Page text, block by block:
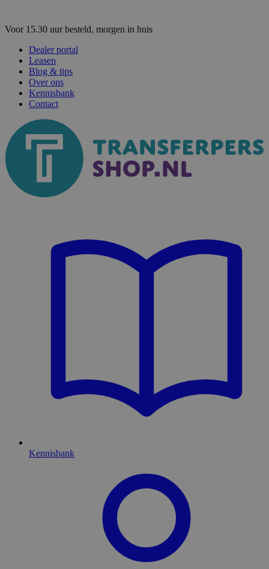
Voor 15.30 uur besteld, morgen in huis
Dealer portal
Leasen
Blog & tips
Over ons
Kennisbank
Contact
Kennisbank